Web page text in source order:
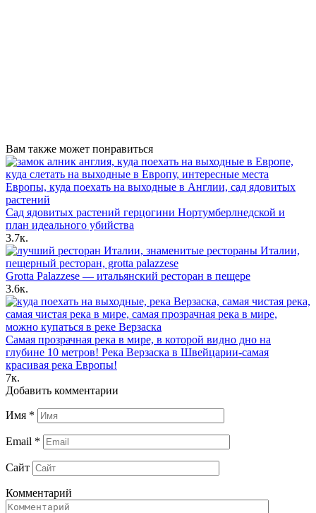
Вам также может понравиться
Сад ядовитых растений герцогини Нортумберлнедской и
план идеального убийства
3.7к.
Grotta Palazzese — итальянский ресторан в пещере
3.6к.
Самая прозрачная река в мире, в которой видно дно на
глубине 10 метров! Река Верзаска в Швейцарии-самая
красивая река Европы!
7к.
Добавить комментарии
Имя *
Email *
Сайт
Комментарий